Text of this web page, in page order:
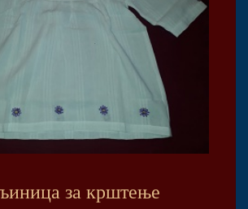
за крштење